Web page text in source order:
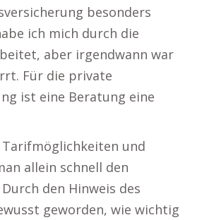
besonders
ich mich durch die
aber irgendwann war
Für die private
ist eine Beratung eine
Tarifmöglichkeiten und
allein schnell den
den Hinweis des
geworden, wie wichtig